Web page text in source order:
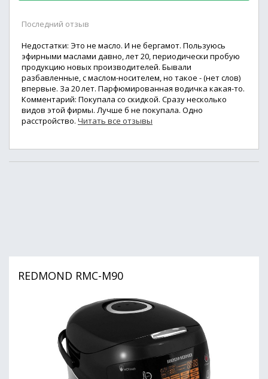
Последний отзыв
Недостатки: Это не масло. И не бергамот. Пользуюсь
эфирными маслами давно, лет 20, периодически пробую
продукцию новых производителей. Бывали
разбавленные, с маслом-носителем, но такое - (нет слов)
впервые. За 20 лет. Парфюмированная водичка какая-то.
Комментарий: Покупала со скидкой. Сразу несколько
видов этой фирмы. Лучше б не покупала. Одно
расстройство. Читать все отзывы
REDMOND RMC-M90